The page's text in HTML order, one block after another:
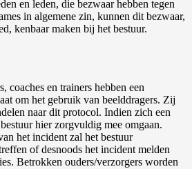
en leden, die bezwaar hebben tegen
in algemene zin, kunnen dit bezwaar,
kenbaar maken bij het bestuur.
coaches en trainers hebben een
om het gebruik van beelddragers. Zij
naar dit protocol. Indien zich een
hier zorgvuldig mee omgaan.
het incident zal het bestuur
of desnoods het incident melden
Betrokken ouders/verzorgers worden